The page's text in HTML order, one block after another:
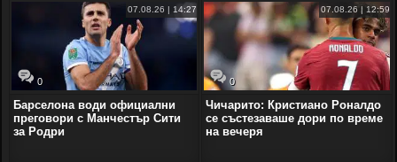
0
07.08.26 | 14:27
Барселона води официални
преговори с Манчестър Сити
за Родри
0
07.08.26 | 12:59
Чичарито: Кристиано Роналдо
се състезаваше дори по време
на вечеря